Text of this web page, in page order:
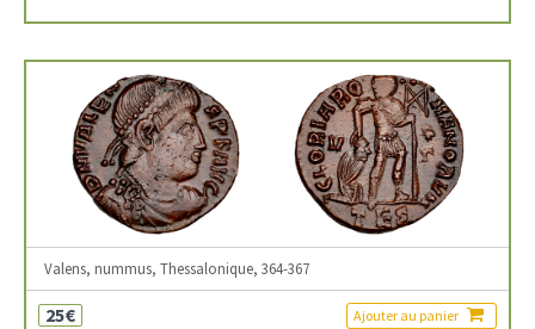
Valens, nummus, Thessalonique, 364-367
25€ Ajouter au panier